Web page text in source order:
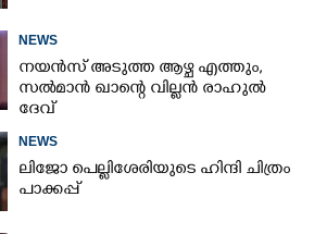
NEWS
നയൻസ് അടുത്ത ആഴ്ച എത്തും,
സൽമാൻ ഖാന്റെ വില്ലൻ രാഹുൽ
ദേവ്
NEWS
ലിജോ പെല്ലിശേരിയുടെ ഹിന്ദി ചിത്രം
പാക്കപ്പ്